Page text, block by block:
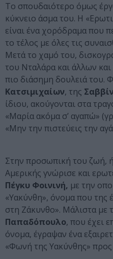
Το σπουδαιότερο όμως
κύκνειο άσμα του. Η
είναι ένα χορόδραμα που
το τέλος με όλες τις
Μετά το χαμό του,
του Νταλάρα και άλλων
πιο διάσημη δουλειά του.
Κατσιμιχαίων, της
ίδιου, ακούγονται στα
«Μαρία ακόμα σ’ αγαπώ»
«Μην την πιστεύεις την
Στην προσωπική του ζωή,
Αμερικής γνώρισε και
Πέγκυ Φοινινή, με την
«Υακύνθη», όνομα που της
στη Ζάκυνθο». Μάλιστα με
Παπαδόπουλο, που έχει
όνομα, έγραψαν ένα
«Φωνή της Υακύνθης»